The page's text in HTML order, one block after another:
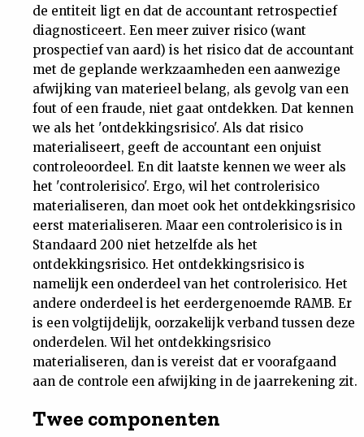
de entiteit ligt en dat de accountant retrospectief
diagnosticeert. Een meer zuiver risico (want
prospectief van aard) is het risico dat de accountant
met de geplande werkzaamheden een aanwezige
afwijking van materieel belang, als gevolg van een
fout of een fraude, niet gaat ontdekken. Dat kennen
we als het 'ontdekkingsrisico'. Als dat risico
materialiseert, geeft de accountant een onjuist
controleoordeel. En dit laatste kennen we weer als
het 'controlerisico'. Ergo, wil het controlerisico
materialiseren, dan moet ook het ontdekkingsrisico
eerst materialiseren. Maar een controlerisico is in
Standaard 200 niet hetzelfde als het
ontdekkingsrisico. Het ontdekkingsrisico is
namelijk een onderdeel van het controlerisico. Het
andere onderdeel is het eerdergenoemde RAMB. Er
is een volgtijdelijk, oorzakelijk verband tussen deze
onderdelen. Wil het ontdekkingsrisico
materialiseren, dan is vereist dat er voorafgaand
aan de controle een afwijking in de jaarrekening zit.
Twee componenten